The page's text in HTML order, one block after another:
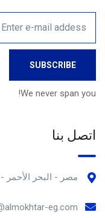
We never span you!
اتصل بنا
مصر - البحر الأحمر -
eg.com